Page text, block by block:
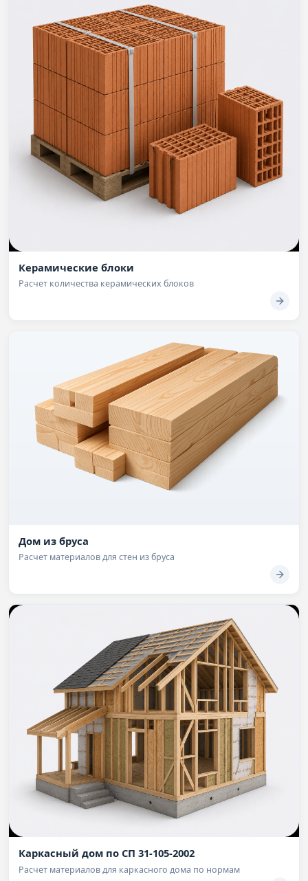
Керамические блоки
Расчет количества керамических блоков
Дом из бруса
Расчет материалов для стен из бруса
Каркасный дом по СП 31-105-2002
Расчет материалов для каркасного дома по нормам